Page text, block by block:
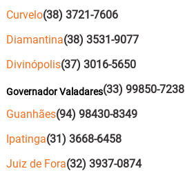
Curvelo(38) 3721-7606
Diamantina(38) 3531-9077
Divinópolis(37) 3016-5650
Governador Valadares(33) 99850-7238
Guanhães(94) 98430-8349
Ipatinga(31) 3668-6458
Juiz de Fora(32) 3937-0874